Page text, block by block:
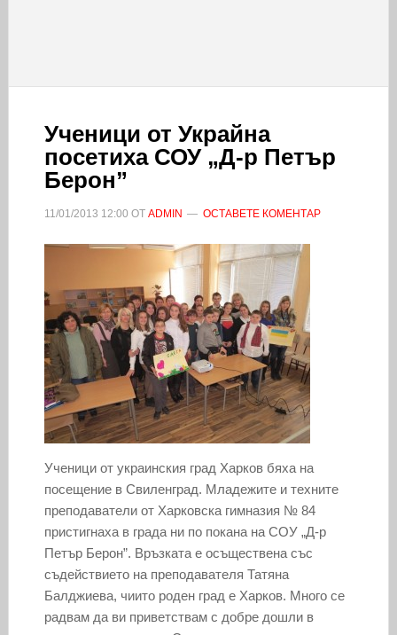
Ученици от Украйна
посетиха СОУ „Д-р Петър
Берон”
11/01/2013 12:00 ОТ ADMIN ОСТАВЕТЕ КОМЕНТАР
Ученици от украинския град Харков бяха на
посещение в Свиленград. Младежите и техните
преподаватели от Харковска гимназия № 84
пристигнаха в града ни по покана на СОУ „Д-р
Петър Берон”. Връзката е осъществена със
съдействието на преподавателя Татяна
Балджиева, чиито роден град е Харков. Много се
радвам да ви приветствам с добре дошли в